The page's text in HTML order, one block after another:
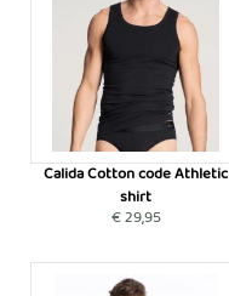
Calida Cotton code Athletic
shirt
€ 29,95